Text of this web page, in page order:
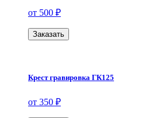
от 500 ₽
Заказать
Крест гравировка ГК125
от 350 ₽